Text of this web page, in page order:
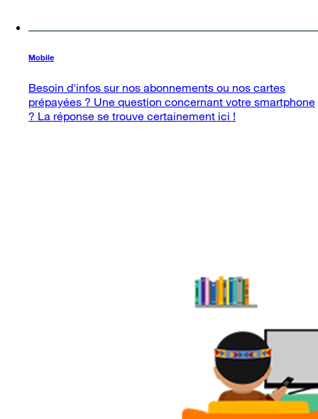
Mobile
Besoin d'infos sur nos abonnements ou nos cartes
prépayées ? Une question concernant votre smartphone
? La réponse se trouve certainement ici !